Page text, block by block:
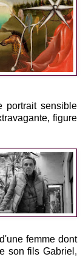
portrait sensible
figure
femme dont
son fils Gabriel,